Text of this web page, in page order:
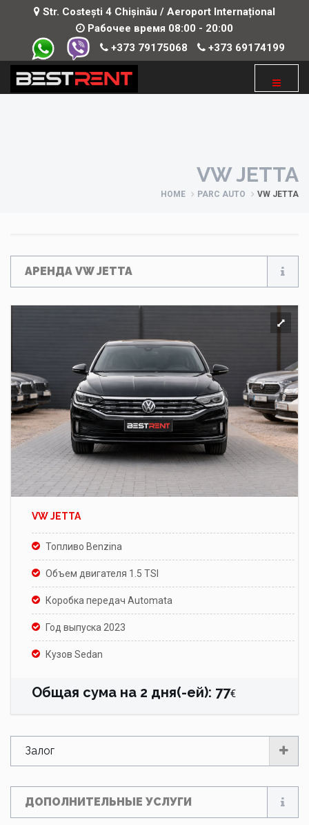
Str. Costești 4 Chișinău / Aeroport Internațional
Рабочее время 08:00 - 20:00
+373 79175068
+373 69174199
VW JETTA
HOME PARC AUTO VW JETTA
АРЕНДА VW JETTA
VW JETTA
Топливо Benzina
Объем двигателя 1.5 TSI
Коробка передач Automata
Год выпуска 2023
Кузов Sedan
Общая сума на 2 дня(-ей): 77€
Залог
ДОПОЛНИТЕЛЬНЫЕ УСЛУГИ